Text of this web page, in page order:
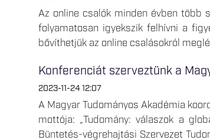
Az online csalók minden évben több
folyamatosan igyekszik felhívni a
bővíthetjük az online csalásokról
Konferenciát szerveztünk a
2023-11-24 12:07
A Magyar Tudományos Akadémia
mottója: „Tudomány: válaszok a
Büntetés-végrehajtási Szervezet